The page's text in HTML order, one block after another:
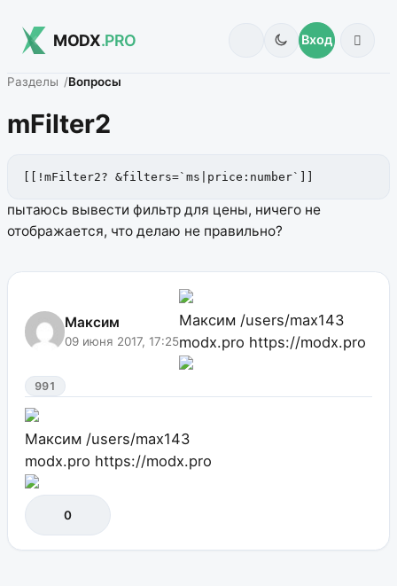
MODX.PRO Вход
Разделы Вопросы
mFilter2
[[!mFilter2? &filters=`ms|price:number`]]
пытаюсь вывести фильтр для цены, ничего не
отображается, что делаю не правильно?
Максим
09 июня 2017, 17:25
Максим /users/max143
modx.pro https://modx.pro
991
Максим /users/max143
modx.pro https://modx.pro
0